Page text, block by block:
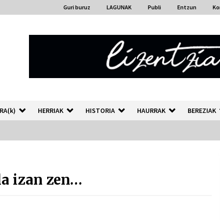
Guri buruz LAGUNAK Publi Entzun
HERRIAK HISTORIA HAURRAK BEREZIAK
izan zen…